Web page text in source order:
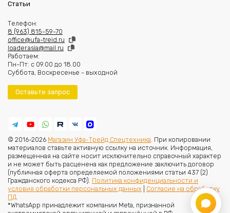
Статьи
Телефон:
8 (963) 815-59-70
office@ufa-treid.ru
loader.asia@mail.ru
Работаем:
Пн-Пт: с 09.00 до 18.00
Суббота, Воскресенье - выходной
Оставьте запрос
© 2016-2026 Магазин Уфа-Трейд Спецтехника . При копировании
материалов ставьте активную ссылку на источник. Информация,
размещенная на сайте носит исключительно справочный характер
и не может быть расценена как предложение заключить договор
(публичная оферта определяемой положениями статьи 437 (2)
Гражданского кодекса РФ). Политика конфиденциальности и
условия обработки персональных данных
Согласие на обработку
ПД
*WhatsApp принадлежит компании Meta, признанной